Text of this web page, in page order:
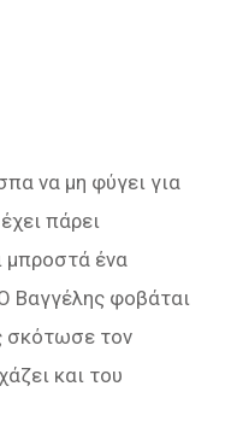
να μη φύγει για
πάρει
ένα
Βαγγέλης φοβάται
σκότωσε τον
και του